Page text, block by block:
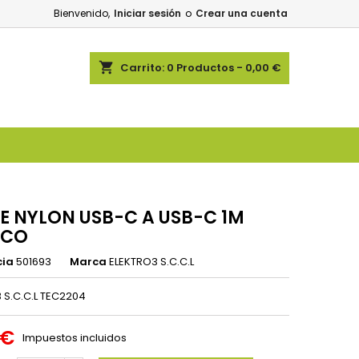
Bienvenido, Iniciar sesión o Crear una cuenta
shopping_cart Carrito: 0 Productos - 0,00 €
NYLON USB-C A USB-C 1M
501693 Marca ELEKTRO3 S.C.C.L
S.C.C.L TEC2204
Impuestos incluidos